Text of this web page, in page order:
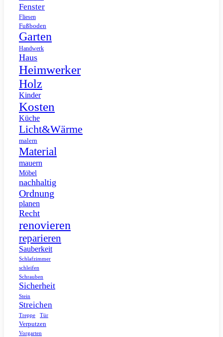
Fenster
Fliesen
Fußboden
Garten
Handwerk
Haus
Heimwerker
Holz
Kinder
Kosten
Küche
Licht&Wärme
malern
Material
mauern
Möbel
nachhaltig
Ordnung
planen
Recht
renovieren
reparieren
Sauberkeit
Schlafzimmer
schleifen
Schrauben
Sicherheit
Stein
Streichen
Treppe Tür
Verputzen
Vorgarten